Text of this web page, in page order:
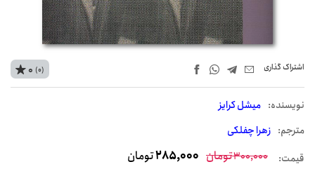
اشتراک‌ گذاری
نويسنده: میشل کرایز
مترجم: زهرا چفلکی
0 (0)
قیمت: 300,000تومان 285,000تومان